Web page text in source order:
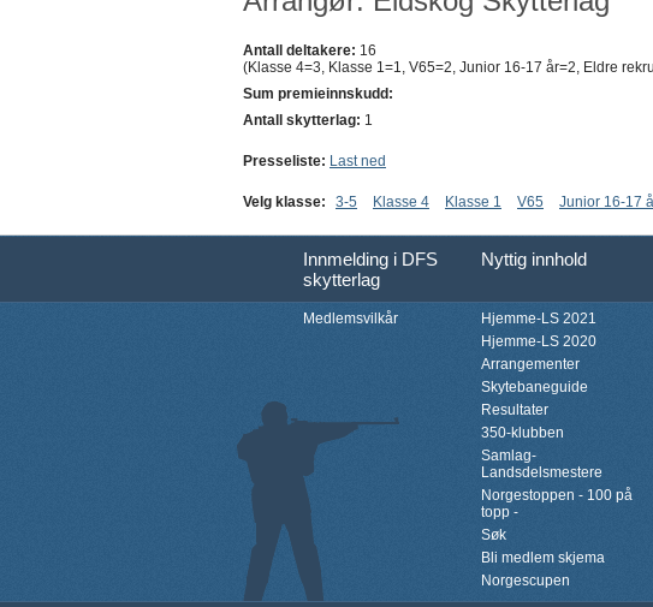
Antall deltakere: 16
(Klasse 4=3, Klasse 1=1, V65=2, Junior 16-17 år=2, Eldre
Sum premieinnskudd:
Antall skytterlag: 1
Presseliste: Last ned
Velg klasse: 3-5 Klasse 4 Klasse 1 V65 Junior 16-17
Innmelding i DFS
skytterlag
Nyttig innhold
Medlemsvilkår
Hjemme-LS 2021
Hjemme-LS 2020
Arrangementer
Skytebaneguide
Resultater
350-klubben
Samlag-
Landsdelsmestere
Norgestoppen - 100 på
topp -
Søk
Bli medlem skjema
Norgescupen